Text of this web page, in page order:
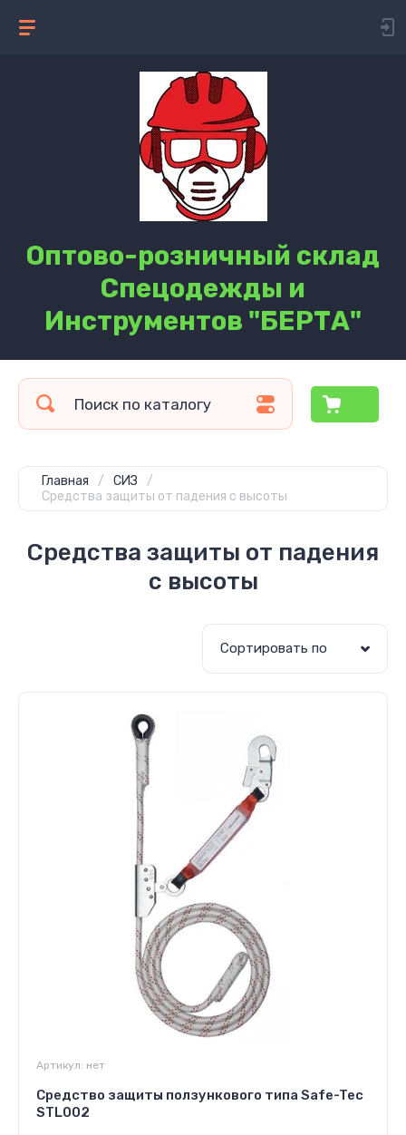
Оптово-розничный склад
Спецодежды и
Инструментов "БЕРТА"
Главная / СИЗ
/
Средства защиты от падения с высоты
Средства защиты от падения
с высоты
Сортировать по
Артикул: нет
Средство защиты ползункового типа Safe-Tec
STL002